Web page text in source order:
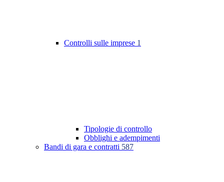
Controlli sulle imprese 1
Tipologie di controllo
Obblighi e adempimenti
Bandi di gara e contratti 587